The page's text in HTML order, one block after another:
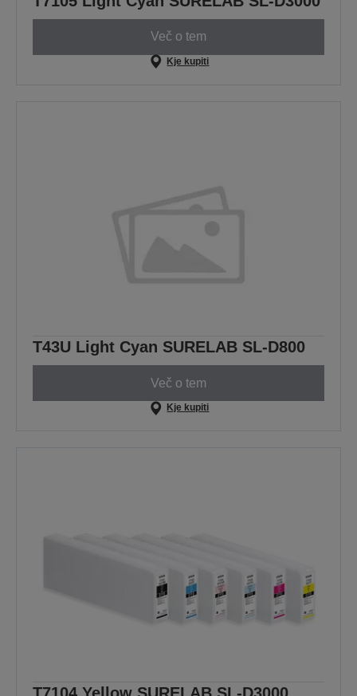
Več o tem
Kje kupiti
T43U Light Cyan SURELAB SL-D800
Več o tem
Kje kupiti